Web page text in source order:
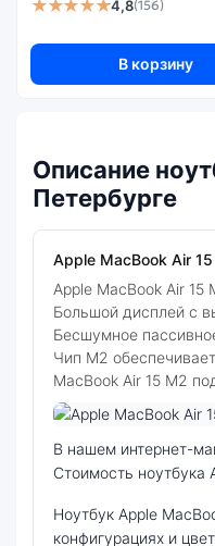
★★★★★4,8(156)
В корзину
Описание
Петербурге
Apple MacBook Air
Apple MacBook Air
Большой дисплей с
Бесшумное
Чип M2
MacBook Air 15 M2
В нашем интернет-магазине вы можете купить оригинальный ноутбук Apple MacBook Air 15 M2 (2023) 8Gb/256Gb Silver (Серебристый) (8C CPU/10C GPU) по выгодной цене.
Стоимость ноутбука
ноутбук Apple MacBook Air 15 M2 (2023) 8Gb/256Gb Silver (Серебристый) (8C CPU/10C GPU) — удачное сочетание цены, производительности и дизайна. Модель доступна в разных
конфигурациях и